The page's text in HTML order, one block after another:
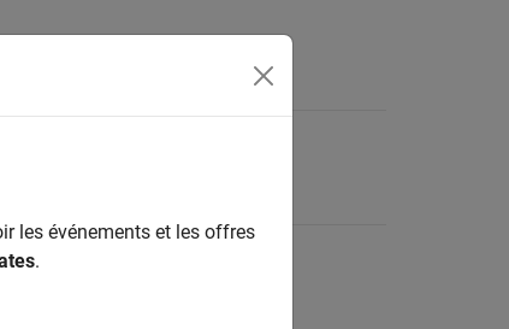
les événements et les offres
.